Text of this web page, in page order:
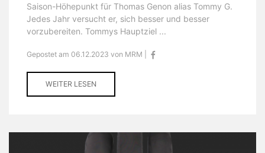
Saison-Höhepunkt für Thomas Genon alias Tommy G.
Jedes Jahr versucht er, sich besser und besser
vorzubereiten. Tommys Hauptziel ...
Gepostet am 06.12.2023 von MRM |
WEITER LESEN